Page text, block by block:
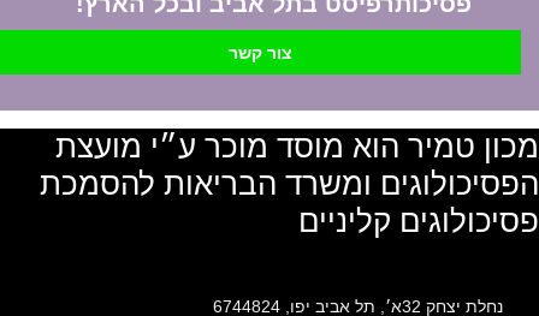
צור קשר
מכון טמיר הוא מוסד מוכר ע״י מועצת
הפסיכולוגים ומשרד הבריאות להסמכת
פסיכולוגים קליניים
נחלת יצחק 32א׳, תל אביב יפו, 6744824